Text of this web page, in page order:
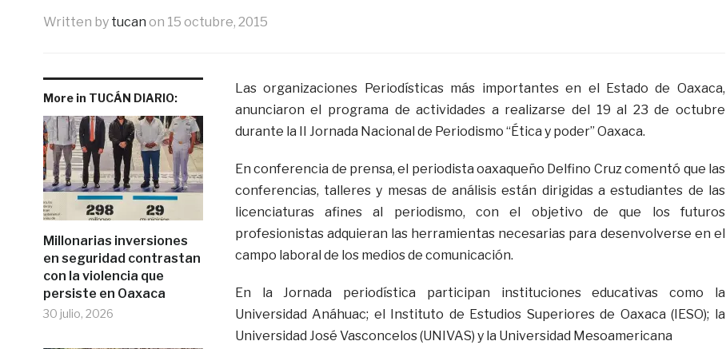
Written by tucan on 15 octubre, 2015
More in TUCÁN DIARIO:
Millonarias inversiones
en seguridad contrastan
con la violencia que
persiste en Oaxaca
30 julio, 2026
Las organizaciones Periodísticas más importantes en el Estado de Oaxaca,
anunciaron el programa de actividades a realizarse del 19 al 23 de octubre
durante la II Jornada Nacional de Periodismo “Ética y poder” Oaxaca.
En conferencia de prensa, el periodista oaxaqueño Delfino Cruz comentó que las
conferencias, talleres y mesas de análisis están dirigidas a estudiantes de las
licenciaturas afines al periodismo, con el objetivo de que los futuros
profesionistas adquieran las herramientas necesarias para desenvolverse en el
campo laboral de los medios de comunicación.
En la Jornada periodística participan instituciones educativas como la
Universidad Anáhuac; el Instituto de Estudios Superiores de Oaxaca (IESO); la
Universidad José Vasconcelos (UNIVAS) y la Universidad Mesoamericana